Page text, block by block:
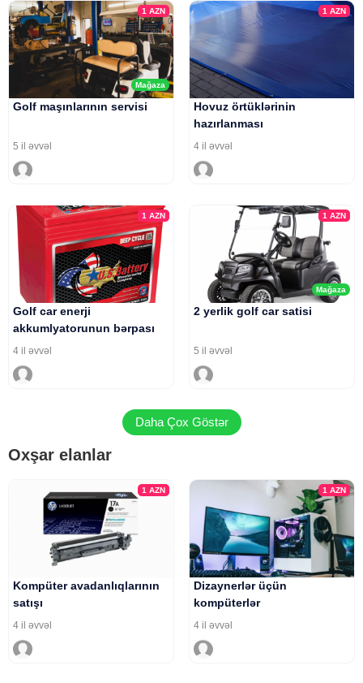
Mağaza
1AZN
Golf maşınlarının servisi
5 il əvvəl
1 AZN
Hovuz örtüklərinin
hazırlanması
4 il əvvəl
1AZN
Golf car enerji
akkumlyatorunun bərpası
4 il əvvəl
Mağaza
1 AZN
2 yerlik golf car satisi
5 il əvvəl
Daha Çox Göstər
Oxşar elanlar
1AZN
Kompüter avadanlıqlarının
satışı
4 il əvvəl
1 AZN
Dizaynerlər üçün
kompüterlər
4 il əvvəl